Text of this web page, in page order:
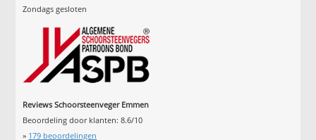
Zondags gesloten
Reviews Schoorsteenveger Emmen
Beoordeling door klanten:8.6/10
» 179 beoordelingen